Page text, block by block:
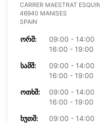
CARRER MAESTRAT
46940 MANISES
SPAIN
ᲝᲠᲨ:
09:00 - 14:00
16:00 - 19:00
ᲡᲐᲛᲨ:
09:00 - 14:00
16:00 - 19:00
ᲝᲗᲮᲨ:
09:00 - 14:00
16:00 - 19:00
ᲮᲣᲗᲨ:
09:00 - 14:00